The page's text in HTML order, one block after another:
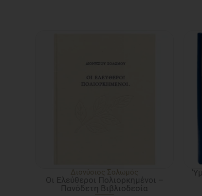
Διονύσιος Σολωμός
Οι Ελεύθεροι Πολιορκημένοι –
Πανόδετη Βιβλιοδεσία